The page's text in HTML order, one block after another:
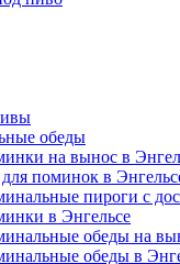
обеды
на вынос в
для поминок в
пироги с
в Энгельсе
обеды на
обеды в